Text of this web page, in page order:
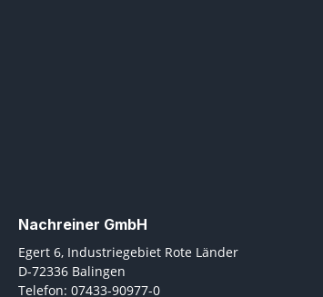
Nachreiner GmbH
Egert 6, Industriegebiet Rote Länder
D-72336 Balingen
Telefon: 07433-90977-0